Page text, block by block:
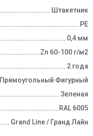
Штакетник
PE
0,4 мм
Zn 60-100 г/м2
2 года
Прямоугольный Фигурный
Зеленая
RAL 6005
Grand Line / Гранд Лайн